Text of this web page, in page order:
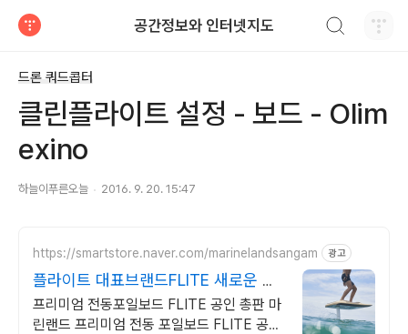
공간정보와 인터넷지도
드론 쿼드콥터
클린플라이트 설정 - 보드 - Olim
exino
하늘이푸른오늘 2016. 9. 20. 15:47
https://smartstore.naver.com/marinelandsangam 광고
플라이트 대표브랜드FLITE 새로운 수
상레저를 찾는다면?
프리미엄 전동포일보드 FLITE 공인 총판 마
린랜드 프리미엄 전동 포일보드 FLITE 공인